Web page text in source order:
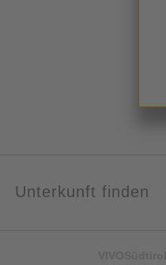
Unterkunft finden